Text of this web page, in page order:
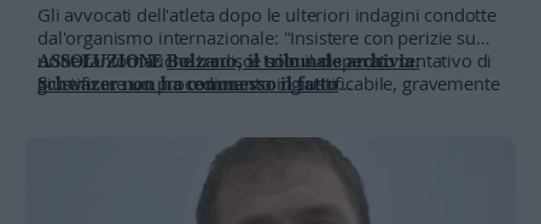
Gli avvocati dell'atleta dopo le ulteriori indagini condotte
dal'organismo internazionale: "Insistere con perizie su
urine fantomatiche tradisce solo il disperato tentativo di
giustificare un procedimento ingiustificabile, gravemente
ASSOLUZIONEBolzano, il tribunale archivia:
Schwazer non ha commesso il fatto
L'agenzia antidoping Wada contro il
Schwazer: «Chi mi ridarà la vita che ho